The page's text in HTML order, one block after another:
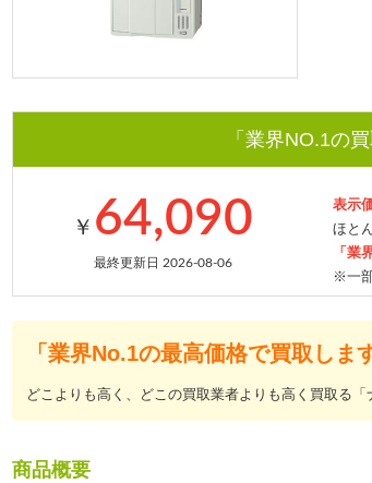
「業界NO.1の
￥ 64,090
最終更新日 2026-08-06
表示
ほと
「業
※一
「業界No.1の最高価格で買取しま
どこよりも高く、どこの買取業者よりも高く買取る「
商品概要